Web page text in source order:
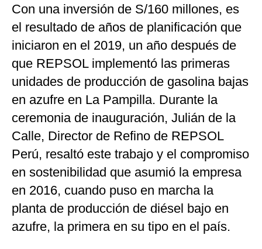
Con una inversión de S/160 millones, es
el resultado de años de planificación que
iniciaron en el 2019, un año después de
que REPSOL implementó las primeras
unidades de producción de gasolina bajas
en azufre en La Pampilla. Durante la
ceremonia de inauguración, Julián de la
Calle, Director de Refino de REPSOL
Perú, resaltó este trabajo y el compromiso
en sostenibilidad que asumió la empresa
en 2016, cuando puso en marcha la
planta de producción de diésel bajo en
azufre, la primera en su tipo en el país.